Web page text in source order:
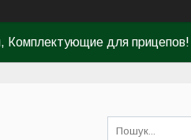
Комплектующие для прицепов!